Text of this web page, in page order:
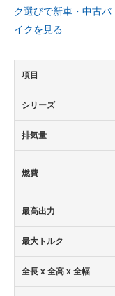
ク選びで新車・中古バ
イクを見る
項目
シリーズ
排気量
燃費
最高出力
最大トルク
全長 x 全高 x 全幅